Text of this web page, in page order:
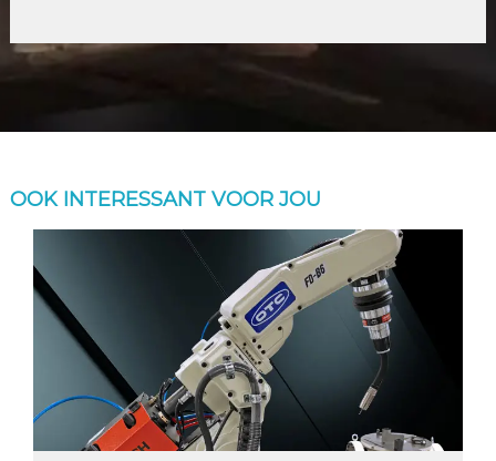
OOK INTERESSANT VOOR JOU